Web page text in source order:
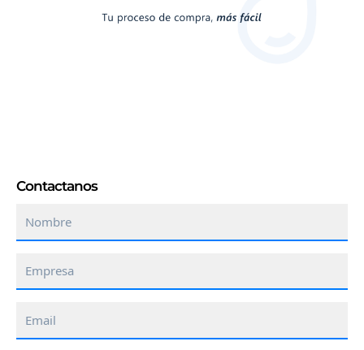
Contactanos
Nombre
Empresa
Email